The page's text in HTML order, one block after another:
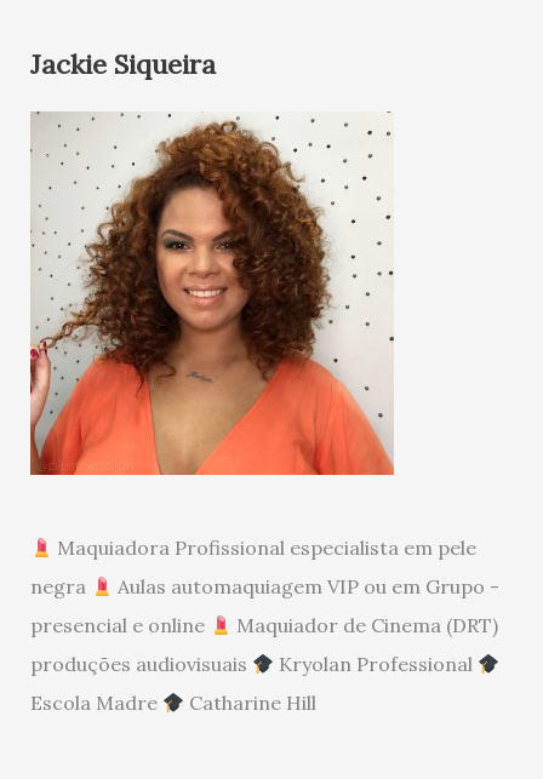
Jackie Siqueira
Maquiadora Profissional especialista em pele
negra
Aulas automaquiagem VIP ou em Grupo -
presencial e online
Maquiador de Cinema (DRT)
produções audiovisuais
Kryolan Professional
Escola Madre
Catharine Hill